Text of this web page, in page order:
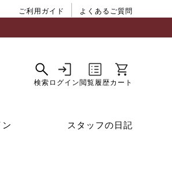
ご利用ガイド よくあるご質問
スタッフの日記